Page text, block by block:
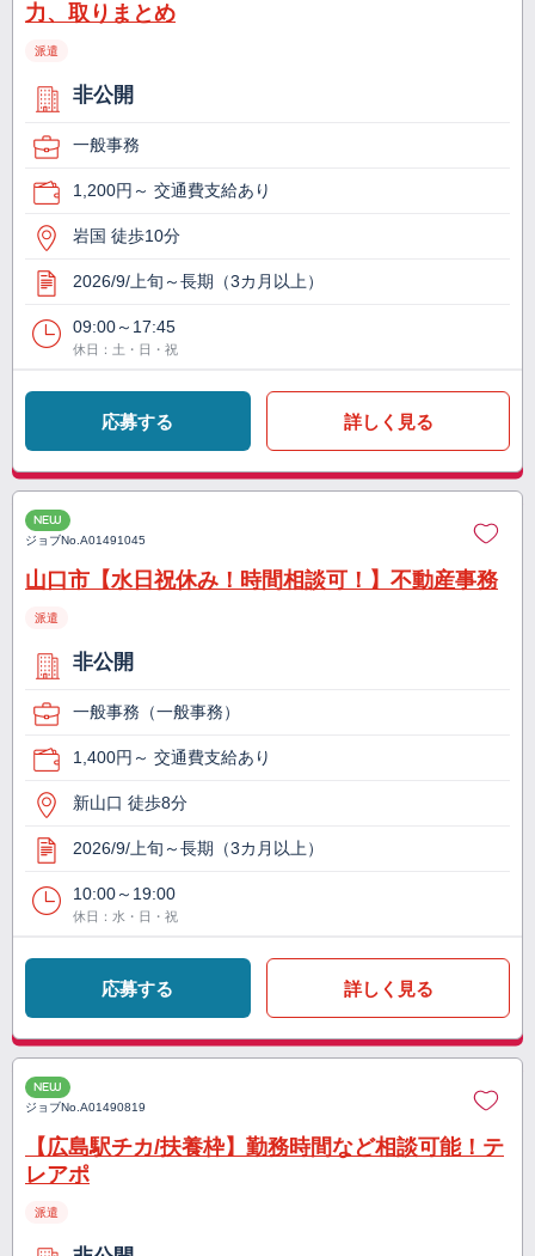
力、取りまとめ
派遣
非公開
一般事務
1,200円～ 交通費支給あり
岩国 徒歩10分
2026/9/上旬～長期（3カ月以上）
09:00～17:45
休日：土・日・祝
応募する 詳しく見る
NEW
ジョブNo.A01491045
山口市【水日祝休み！時間相談可！】不動産事務
派遣
非公開
一般事務（一般事務）
1,400円～ 交通費支給あり
新山口 徒歩8分
2026/9/上旬～長期（3カ月以上）
10:00～19:00
休日：水・日・祝
応募する 詳しく見る
NEW
ジョブNo.A01490819
【広島駅チカ/扶養枠】勤務時間など相談可能！テ
レアポ
派遣